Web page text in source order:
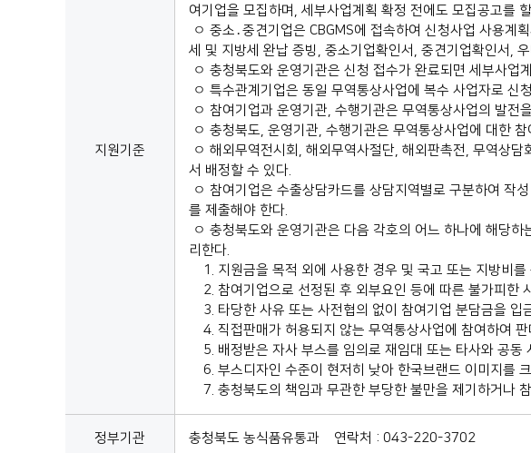
지원기준
여기업을 모집하며, 세부사업계획 확정 전에도 모집공고를
ㅇ 중소․중견기업은 CBGMS에 접속하여 신청사업 사용계
세 및 지방세 완납 증빙, 중소기업확인서, 중견기업확인서,
ㅇ 충청북도와 운영기관은 신청 접수가 완료되면 세부사업
ㅇ 특수관계기업은 동일 무역통상사업에 복수 사업자로 신
ㅇ 참여기업과 운영기관, 수행기관은 무역통상사업의 발전
ㅇ 충청북도, 운영기관, 수행기관은 무역통상사업에 대한
ㅇ 해외무역전시회, 해외무역사절단, 해외판촉전, 무역상
서 배정할 수 있다.
ㅇ 참여기업은 수출상담카드를 상담지역별로 구분하여 작
를 제출해야 한다.
ㅇ 충청북도와 운영기관은 다음 각호의 어느 하나에 해당
리한다.
1. 지원금을 목적 외에 사용한 경우 및 국고 또는 지방비를
2. 참여기업으로 선정된 후 외부요인 등에 따른 불가피한
3. 타당한 사유 또는 사전협의 없이 참여기업 분담금을 입
4. 직접판매가 허용되지 않는 무역통상사업에 참여하여 판
5. 배정받은 자사 부스를 임의로 재임대 또는 타사와 공동
6. 부스디자인 수준이 현저히 낮아 한국브랜드 이미지를
7. 충청북도의 책임과 무관한 부당한 불만을 제기하거나
정부기관 충청북도 농식품유통과 연락처 : 043-220-3702